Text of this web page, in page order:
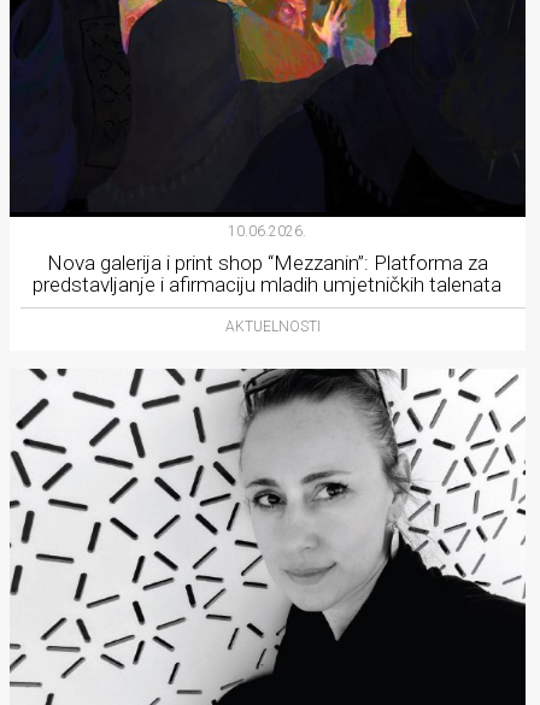
10.06.2026.
Nova galerija i print shop “Mezzanin”: Platforma za
predstavljanje i afirmaciju mladih umjetničkih talenata
AKTUELNOSTI